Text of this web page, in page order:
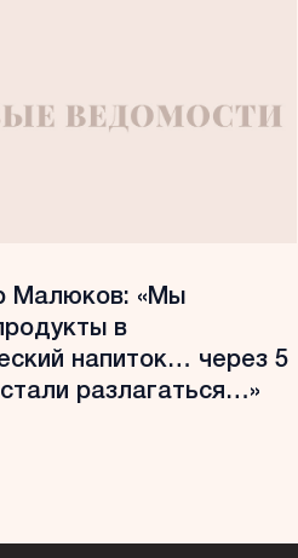
Малюков: «Мы
в
напиток… через 5
разлагаться…»